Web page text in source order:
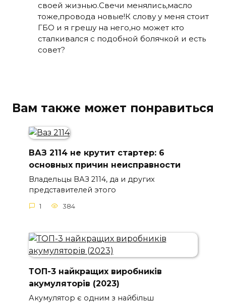
своей жизнью.Свечи менялись,масло
тоже,провода новые!К слову у меня стоит
ГБО и я грешу на него,но может кто
сталкивался с подобной болячкой и есть
совет?
Вам также может понравиться
ВАЗ 2114 не крутит стартер: 6
основных причин неисправности
Владельцы ВАЗ 2114, да и других
представителей этого
1 384
ТОП-3 найкращих виробників
акумуляторів (2023)
Акумулятор є одним з найбільш